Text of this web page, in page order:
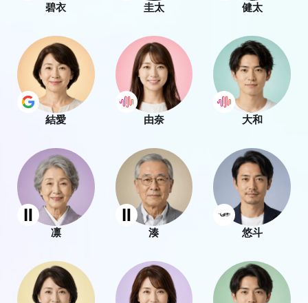
碧衣 圭太 健太
結愛 由奈 大和
凛 湊 悠斗